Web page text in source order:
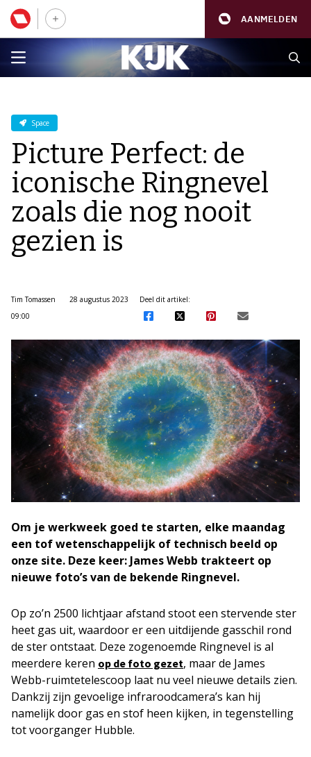
AANMELDEN
Space
Picture Perfect: de
iconische Ringnevel
zoals die nog nooit
gezien is
Tim Tomassen
28 augustus 2023
09:00
Deel dit artikel:
Om je werkweek goed te starten, elke maandag
een tof wetenschappelijk of technisch beeld op
onze site. Deze keer: James Webb trakteert op
nieuwe foto’s van de bekende Ringnevel.
Op zo’n 2500 lichtjaar afstand stoot een stervende ster
heet gas uit, waardoor er een uitdijende gasschil rond
de ster ontstaat. Deze zogenoemde Ringnevel is al
meerdere keren op de foto gezet, maar de James
Webb-ruimtetelescoop laat nu veel nieuwe details zien.
Dankzij zijn gevoelige infraroodcamera’s kan hij
namelijk door gas en stof heen kijken, in tegenstelling
tot voorganger Hubble.